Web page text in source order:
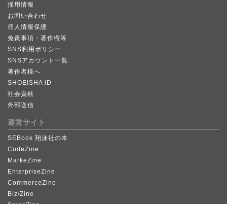
採用情報
お問い合わせ
個人情報保護
免責事項・著作権等
SNS利用ポリシー
SNSアカウント一覧
著作者様へ
SHOEISHA iD
社会貢献
外部送信
運営サイト
SEBook 翔泳社の本
CodeZine
MarkeZine
EnterpriseZine
CommerceZine
Biz/Zine